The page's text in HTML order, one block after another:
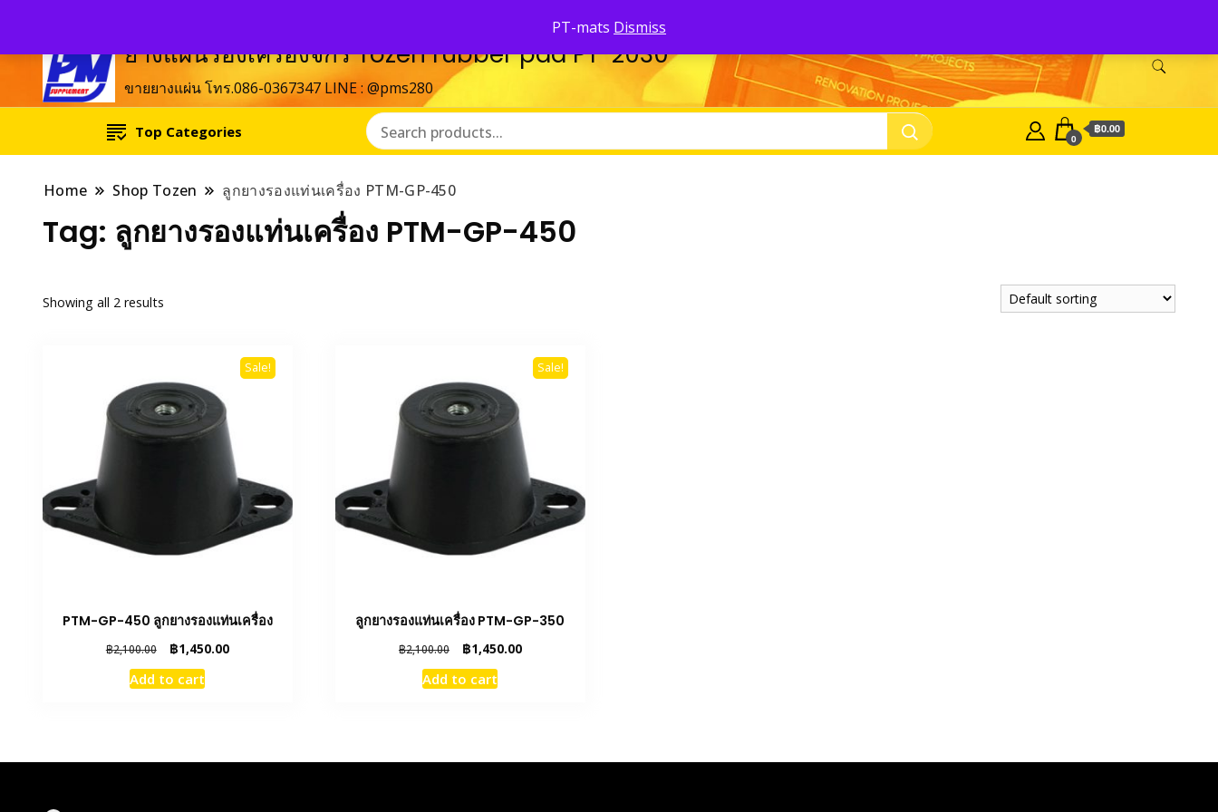
PT-mats Dismiss
ยางแผ่นรองเครื่องจักร Tozen rubber pad PT-2030
ขายยางแผ่น โทร.086-0367347 LINE : @pms280
Top Categories 0
฿0.00
Home Shop Tozen ลูกยางรองแท่นเครื่อง PTM-GP-450
Tag: ลูกยางรองแท่นเครื่อง PTM-GP-450
Showing all 2 results
Sale!
PTM-GP-450 ลูกยางรองแท่นเครื่อง
฿2,100.00
Original
price
was:
฿1,450.00Current
Add to cart
Sale!
ลูกยางรองแท่นเครื่อง PTM-GP-350
฿2,100.00
Original
price
was:
฿1,450.00Current
Add to cart